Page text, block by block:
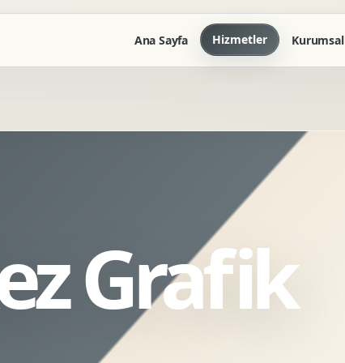
Ana Sayfa Hizmetler
Tasarimi
Kurumsal
Grafik